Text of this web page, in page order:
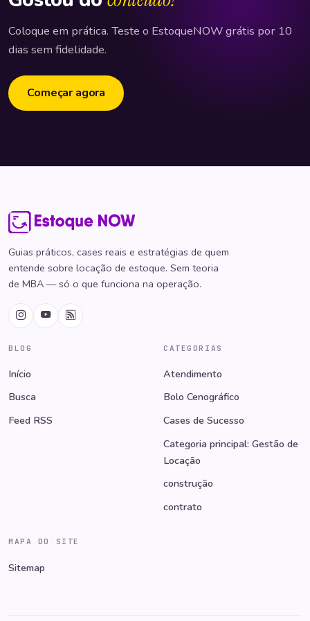
Coloque em prática. Teste o EstoqueNOW grátis por 10
dias sem fidelidade.
Começar agora
Guias práticos, cases reais e estratégias de quem
entende sobre locação de estoque. Sem teoria
de MBA — só o que funciona na operação.
BLOG
Início
Busca
Feed RSS
CATEGORIAS
Atendimento
Bolo Cenográfico
Cases de Sucesso
Categoria principal: Gestão de
Locação
construção
contrato
MAPA DO SITE
Sitemap